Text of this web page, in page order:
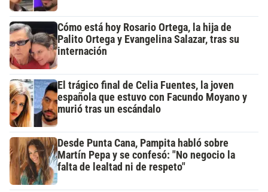
Cómo está hoy Rosario Ortega, la hija de
Palito Ortega y Evangelina Salazar, tras su
internación
El trágico final de Celia Fuentes, la joven
española que estuvo con Facundo Moyano y
murió tras un escándalo
Desde Punta Cana, Pampita habló sobre
Martín Pepa y se confesó: "No negocio la
falta de lealtad ni de respeto"